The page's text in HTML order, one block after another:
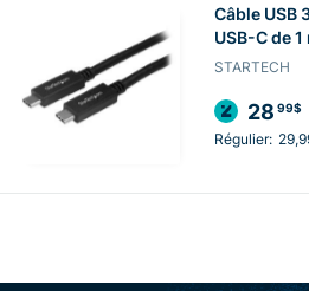
Câble USB
USB-C de
STARTECH
28 99$
Régulier: